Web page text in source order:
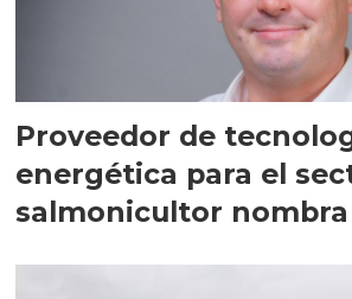
Proveedor de
energética para el
salmonicultor